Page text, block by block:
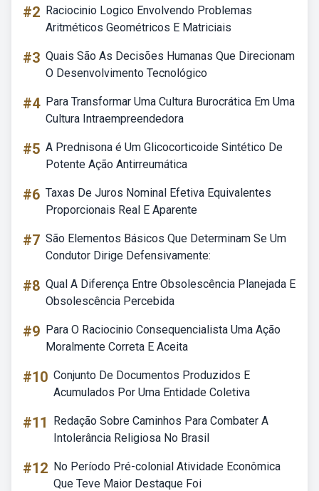
#2 Raciocinio Logico Envolvendo Problemas
Aritméticos Geométricos E Matriciais
#3 Quais São As Decisões Humanas Que Direcionam
O Desenvolvimento Tecnológico
#4 Para Transformar Uma Cultura Burocrática Em Uma
Cultura Intraempreendedora
#5 A Prednisona é Um Glicocorticoide Sintético De
Potente Ação Antirreumática
#6 Taxas De Juros Nominal Efetiva Equivalentes
Proporcionais Real E Aparente
#7 São Elementos Básicos Que Determinam Se Um
Condutor Dirige Defensivamente:
#8 Qual A Diferença Entre Obsolescência Planejada E
Obsolescência Percebida
#9 Para O Raciocinio Consequencialista Uma Ação
Moralmente Correta E Aceita
#10 Conjunto De Documentos Produzidos E
Acumulados Por Uma Entidade Coletiva
#11
Redação Sobre Caminhos Para Combater A
Intolerância Religiosa No Brasil
#12 No Período Pré-colonial Atividade Econômica
Que Teve Maior Destaque Foi